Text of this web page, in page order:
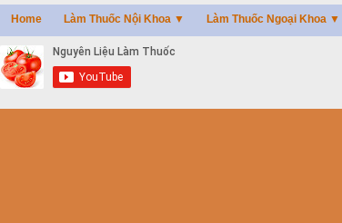
Home Làm Thuốc Nội Khoa ▼ Làm Thuốc Ngoại Khoa ▼